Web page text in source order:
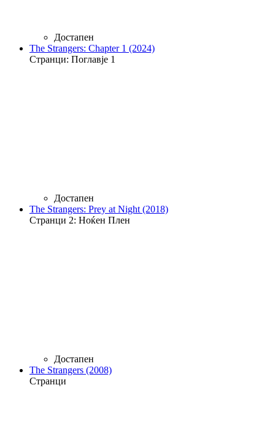
Достапен
The Strangers: Chapter 1 (2024)
Странци: Поглавје 1
Достапен
The Strangers: Prey at Night (2018)
Странци 2: Ноќен Плен
Достапен
The Strangers (2008)
Странци